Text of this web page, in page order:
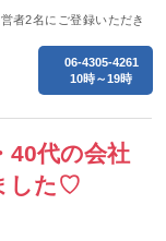
者2名にご登録いただき
06-4305-4261
10時～19時
40代の会社
した♡